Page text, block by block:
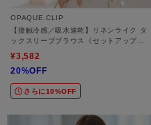
OPAQUE.CLIP
【接触冷感／吸水速乾】リネンライク タ
ックスリーブブラウス《セットアップ対
応／洗濯機OK》
¥3,582
20%OFF
さらに10%OFF